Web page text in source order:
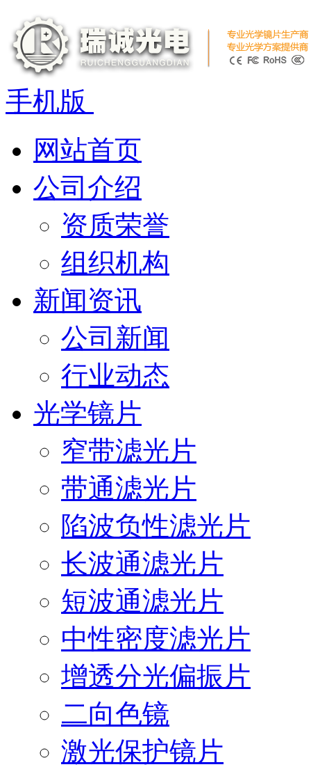
手机版
网站首页
公司介绍
资质荣誉
组织机构
新闻资讯
公司新闻
行业动态
光学镜片
窄带滤光片
带通滤光片
陷波负性滤光片
长波通滤光片
短波通滤光片
中性密度滤光片
增透分光偏振片
二向色镜
激光保护镜片